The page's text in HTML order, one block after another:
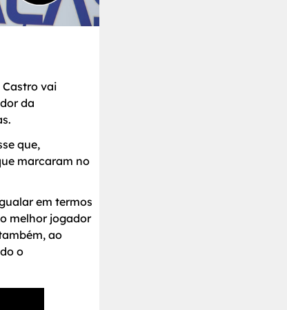
vai
da
que,
marcaram no
em termos
melhor jogador
ao
o